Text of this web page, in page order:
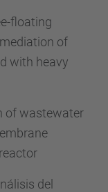
floating
of
with heavy
of wastewater
del